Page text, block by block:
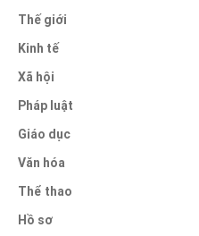
Thế giới
Kinh tế
Xã hội
Pháp luật
Giáo dục
Văn hóa
Thể thao
Hồ sơ